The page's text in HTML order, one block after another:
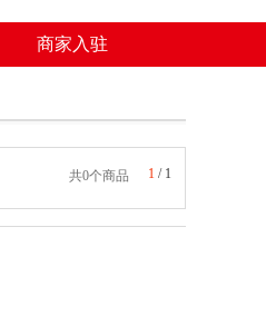
商家入驻
共0个商品 1 / 1